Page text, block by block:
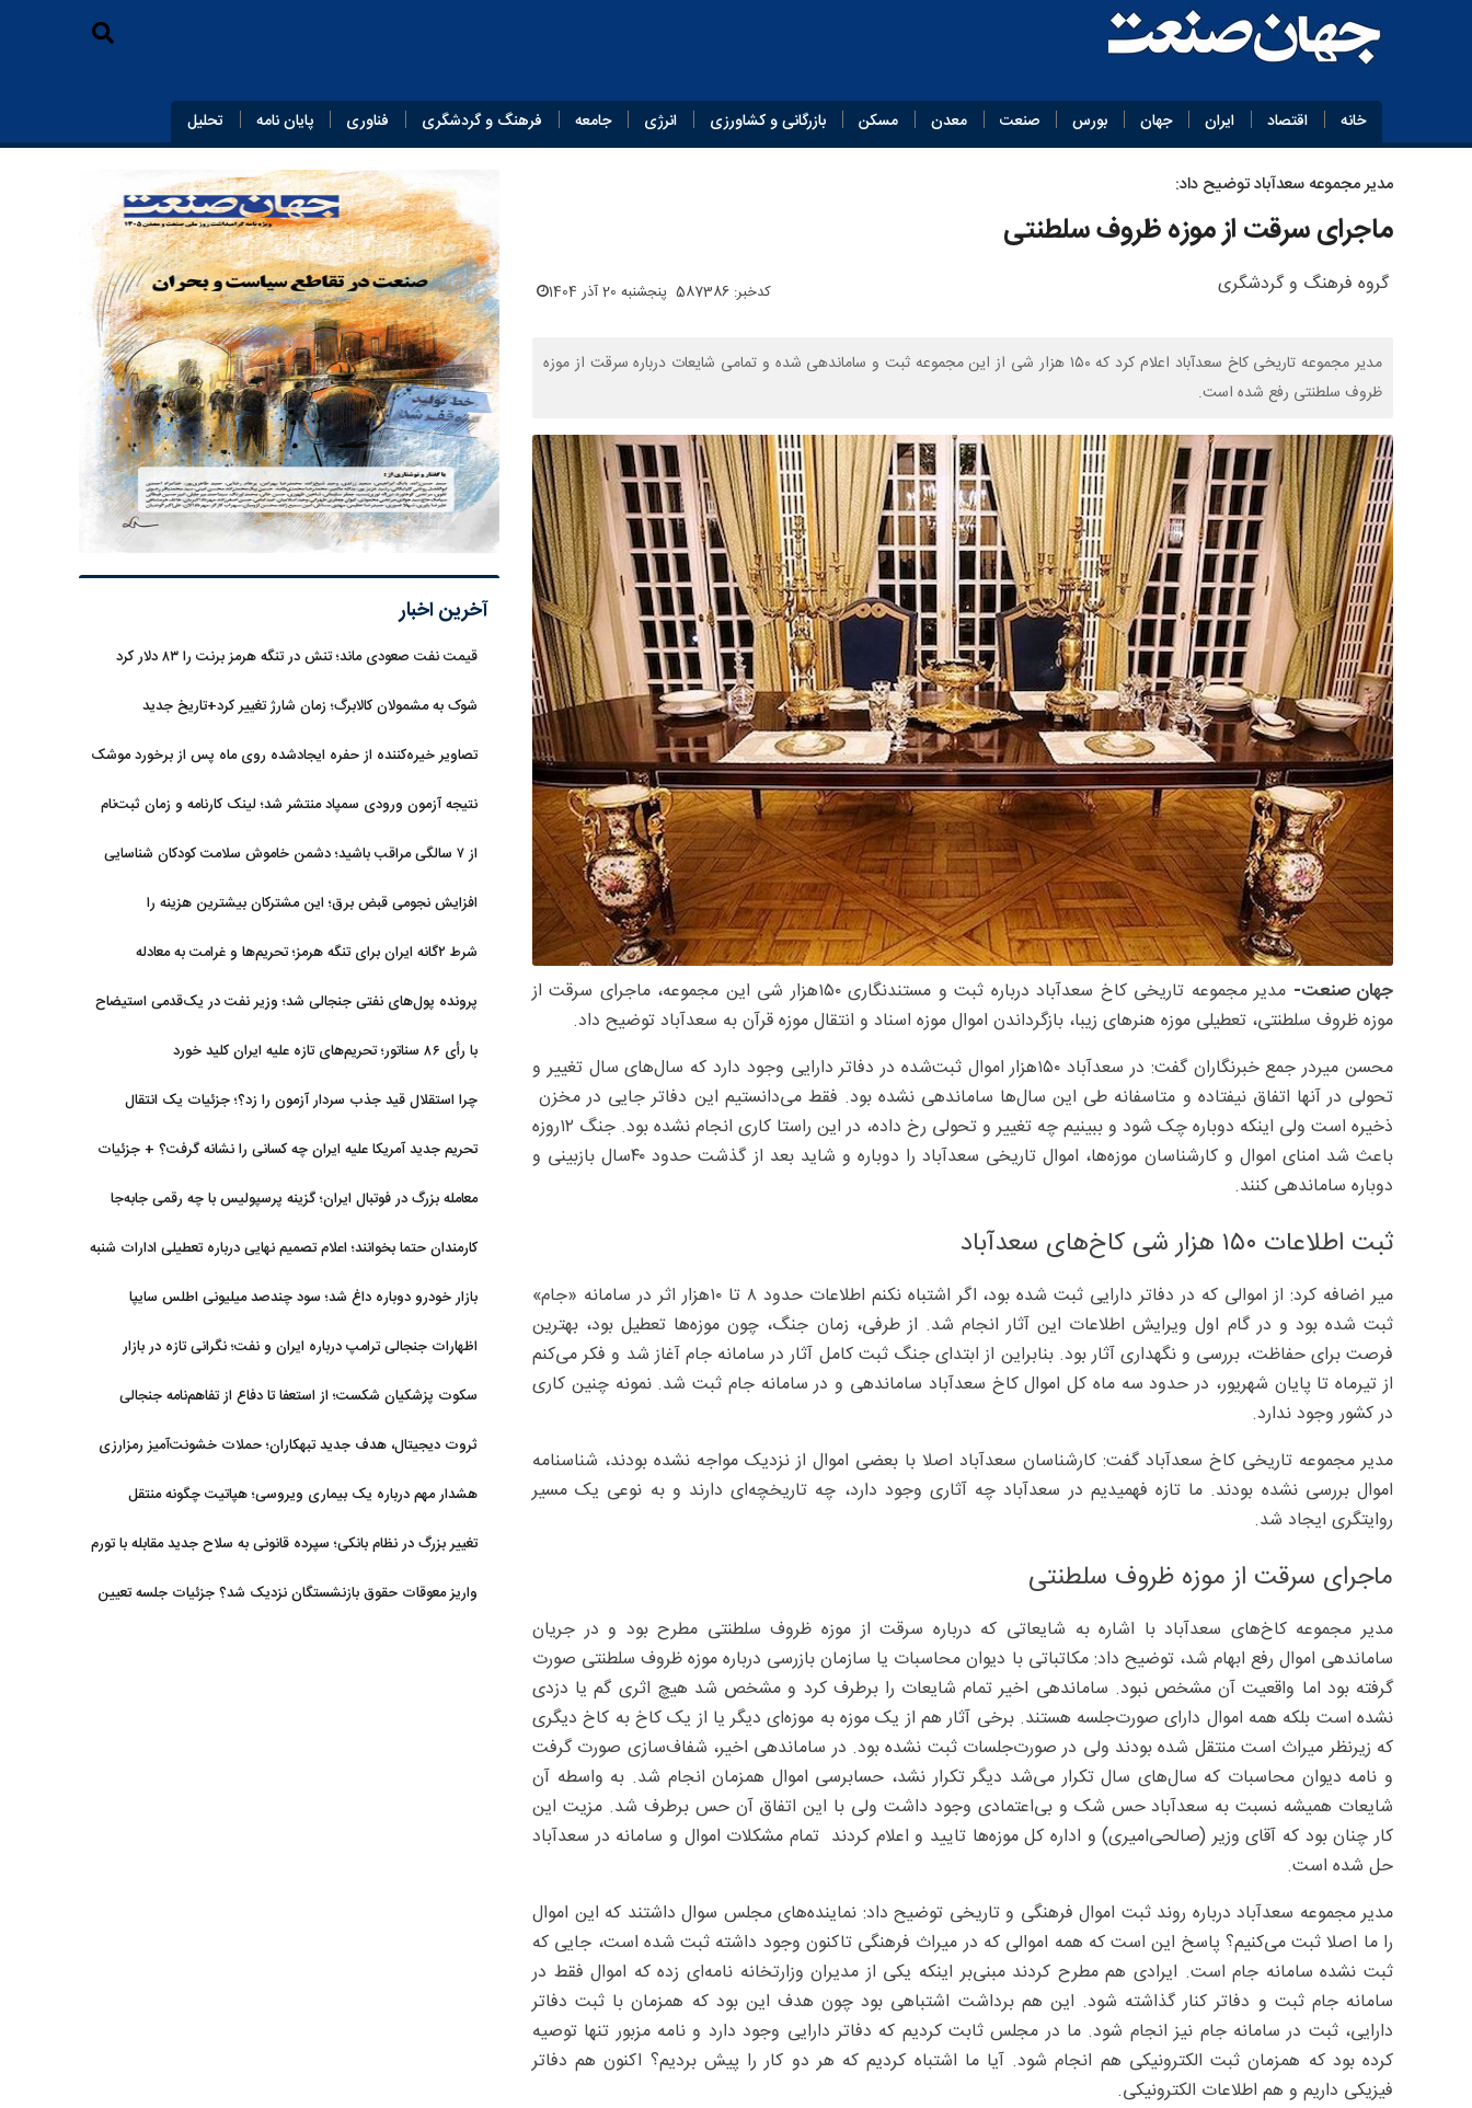
خانه اقتصاد ایران جهان بورس صنعت معدن مسکن بازرگانی و کشاورزی انرژی جامعه فرهنگ و گردشگری فناوری پایان‌ نامه تحلیل
مدیر مجموعه سعدآباد توضیح داد:
ماجرای سرقت از موزه ظروف سلطنتی
گروه فرهنگ و گردشگری کدخبر: 587386 پنجشنبه 20 آذر 1404
مدیر مجموعه تاریخی کاخ سعدآباد اعلام کرد که ۱۵۰ هزار شی از این مجموعه ثبت و ساماندهی شده و تمامی شایعات درباره سرقت از موزه
ظروف سلطنتی رفع شده است.
جهان صنعت-
مدیر مجموعه تاریخی کاخ سعدآباد درباره ثبت و مستندنگاری ۱۵۰‌هزار شی این مجموعه، ماجرای سرقت از
موزه ظروف سلطنتی، تعطیلی موزه‌ هنرهای زیبا، بازگرداندن اموال موزه اسناد و انتقال موزه قرآن به سعدآباد توضیح داد.
محسن میردر جمع خبرنگاران گفت: در سعدآباد ۱۵۰‌هزار اموال ثبت‌شده در دفاتر دارایی وجود دارد که سال‌های سال تغییر و
تحولی در آنها اتفاق نیفتاده و متاسفانه طی این سال‌ها ساماندهی نشده بود. فقط می‌دانستیم این دفاتر جایی در مخزن
ذخیره است ولی اینکه‌ دوباره چک شود و ببینیم چه تغییر و تحولی رخ داده، در این راستا کاری انجام نشده بود. جنگ ۱۲‌روزه
باعث شد امنای اموال و کارشناسان موزه‌ها، اموال تاریخی سعدآباد را دوباره و شاید بعد از گذشت حدود ۴۰‌سال بازبینی و
دوباره ساماندهی کنند.
ثبت اطلاعات ۱۵۰ هزار شی کاخ‌های سعدآباد
میر اضافه کرد: از اموالی که در دفاتر دارایی ثبت شده بود، اگر اشتباه نکنم اطلاعات حدود ۸ تا ۱۰‌هزار اثر در سامانه «جام»
ثبت شده بود و در گام اول ویرایش اطلاعات این آثار انجام شد. از طرفی، زمان جنگ، چون موزه‌ها تعطیل بود، بهترین
فرصت برای حفاظت، بررسی و نگهداری آثار بود. بنابراین از ابتدای جنگ ثبت کامل آثار در سامانه جام آغاز شد و فکر می‌کنم
از تیرماه تا پایان شهریور، در حدود سه ماه کل اموال کاخ سعدآباد ساماندهی و در سامانه جام ثبت شد. نمونه چنین کاری
در کشور وجود ندارد.
مدیر مجموعه تاریخی کاخ سعدآباد گفت: کارشناسان سعدآباد اصلا با بعضی اموال از نزدیک مواجه نشده بودند، شناسنامه
اموال بررسی نشده بودند. ما تازه فهمیدیم در سعدآباد چه آثاری وجود دارد، چه تاریخچه‌ای دارند و به نوعی یک مسیر
روایتگری ایجاد شد.
ماجرای سرقت از موزه ظروف سلطنتی
مدیر مجموعه کاخ‌های سعدآباد با اشاره به شایعاتی که درباره سرقت از موزه ظروف سلطنتی مطرح بود و در جریان
ساماندهی اموال رفع ابهام شد، توضیح داد: مکاتباتی با دیوان محاسبات یا سازمان بازرسی درباره موزه ظروف سلطنتی صورت
گرفته بود اما واقعیت آن مشخص نبود. ساماندهی اخیر تمام شایعات را برطرف کرد و مشخص شد هیچ اثری گم یا دزدی
نشده است بلکه همه اموال دارای صورت‌جلسه هستند. برخی آثار هم از یک موزه به موزه‌ای دیگر یا از یک کاخ به کاخ دیگری
که زیرنظر میراث است منتقل شده بودند ولی در صورت‌جلسات ثبت نشده بود. در ساماندهی اخیر، شفاف‌سازی صورت گرفت
و نامه دیوان محاسبات که سال‌های سال تکرار می‌شد دیگر تکرار نشد، حسابرسی اموال همزمان انجام شد. به واسطه آن
شایعات همیشه نسبت به سعدآباد حس شک و بی‌اعتمادی وجود داشت ولی با این اتفاق آن حس برطرف شد. مزیت این
کار چنان بود که آقای وزیر (صالحی‌امیری) و اداره کل موزه‌ها تایید و اعلام کردند تمام مشکلات اموال و سامانه در سعدآباد
حل شده است.
مدیر مجموعه سعدآباد درباره روند ثبت اموال فرهنگی و تاریخی توضیح داد: نماینده‌های مجلس سوال داشتند که این اموال
را ما اصلا ثبت می‌کنیم؟ پاسخ این است که همه اموالی که در میراث فرهنگی تاکنون وجود داشته ثبت شده است، جایی که
ثبت نشده سامانه جام است. ایرادی هم مطرح کردند مبنی‌بر اینکه یکی از مدیران وزارتخانه نامه‌ای زده که اموال فقط در
سامانه جام ثبت و دفاتر کنار گذاشته شود. این هم برداشت اشتباهی بود چون هدف این بود که همزمان با ثبت دفاتر
دارایی، ثبت در سامانه جام نیز انجام شود. ما در مجلس ثابت کردیم که دفاتر دارایی وجود دارد و نامه مزبور تنها توصیه
کرده بود که همزمان ثبت الکترونیکی هم انجام شود. آیا ما اشتباه کردیم که هر دو کار را پیش بردیم؟ اکنون هم دفاتر
فیزیکی داریم و هم اطلاعات الکترونیکی.
آخرین اخبار
قیمت نفت صعودی ماند؛ تنش در تنگه هرمز برنت را ۸۳ دلار کرد
شوک به مشمولان کالابرگ؛ زمان شارژ تغییر کرد+تاریخ جدید
تصاویر خیره‌کننده از حفره ایجادشده روی ماه پس از برخورد موشک
نتیجه آزمون ورودی سمپاد منتشر شد؛ لینک کارنامه و زمان ثبت‌نام
از ۷ سالگی مراقب باشید؛ دشمن خاموش سلامت کودکان شناسایی
افزایش نجومی قبض برق؛ این مشترکان بیشترین هزینه را
شرط ۲گانه ایران برای تنگه هرمز؛ تحریم‌ها و غرامت به معادله
پرونده پول‌های نفتی جنجالی شد؛ وزیر نفت در یک‌قدمی استیضاح
با رأی ۸۶ سناتور؛ تحریم‌های تازه علیه ایران کلید خورد
چرا استقلال قید جذب سردار آزمون را زد؟؛ جزئیات یک انتقال
تحریم جدید آمریکا علیه ایران چه کسانی را نشانه گرفت؟ + جزئیات
معامله بزرگ در فوتبال ایران؛ گزینه پرسپولیس با چه رقمی جابه‌جا
کارمندان حتما بخوانند؛ اعلام تصمیم نهایی درباره تعطیلی ادارات شنبه
بازار خودرو دوباره داغ شد؛ سود چندصد میلیونی اطلس سایپا
اظهارات جنجالی ترامپ درباره ایران و نفت؛ نگرانی تازه در بازار
سکوت پزشکیان شکست؛ از استعفا تا دفاع از تفاهم‌نامه جنجالی
ثروت دیجیتال، هدف جدید تبهکاران؛ حملات خشونت‌آمیز رمزارزی
هشدار مهم درباره یک بیماری ویروسی؛ هپاتیت چگونه منتقل
تغییر بزرگ در نظام بانکی؛ سپرده قانونی به سلاح جدید مقابله با تورم
واریز معوقات حقوق بازنشستگان نزدیک شد؟ جزئیات جلسه تعیین